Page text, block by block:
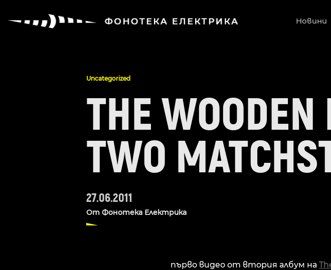
Новини
Uncategorized
THE WOODEN
TWO
27.06.2011
От Фонотека Електрика
първо видео от втория албум на